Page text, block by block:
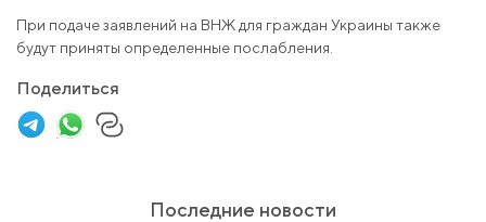
При подаче заявлений на ВНЖ для граждан Украины также
будут приняты определенные послабления.
Поделиться
Последние новости